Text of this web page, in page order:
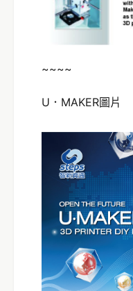
~~~~
U．MAKER圖片